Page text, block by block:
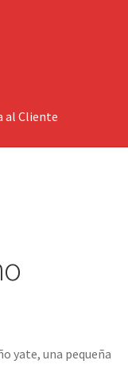
al Cliente
yate, una pequeña